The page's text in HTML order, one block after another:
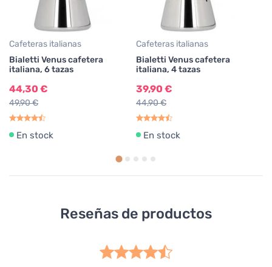
Cafeteras italianas
Bialetti Venus cafetera
italiana, 6 tazas
44,30 €
49,90 €
En stock
Cafeteras italianas
Bialetti Venus cafetera
italiana, 4 tazas
39,90 €
44,90 €
En stock
Reseñas de productos